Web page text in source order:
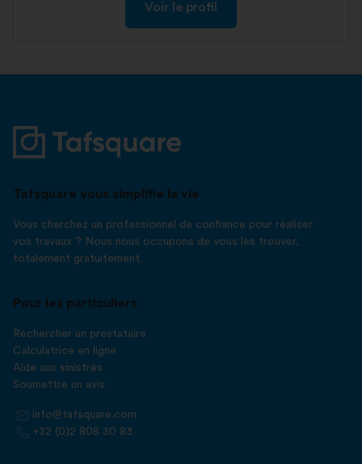
Voir le profil
Tafsquare vous simplifie la vie
Vous cherchez un professionnel de confiance pour réaliser
vos travaux ? Nous nous occupons de vous les trouver,
totalement gratuitement.
Pour les particuliers
Rechercher un prestataire
Calculatrice en ligne
Aide aux sinistrés
Soumettre un avis
info@tafsquare.com
+32 (0)2 808 30 83